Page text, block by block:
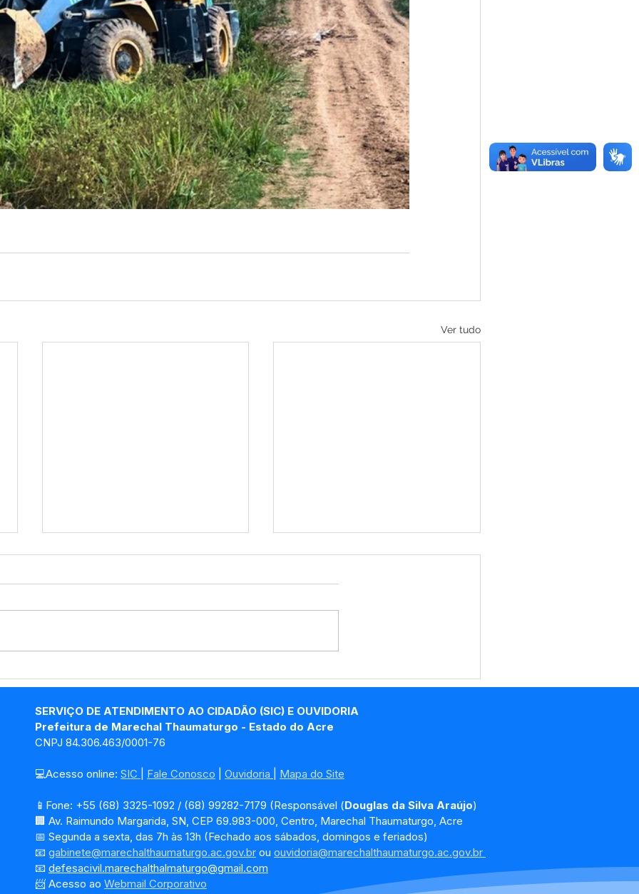
Ver tudo
Thaumaturgo melhora
Thaumaturgo segue com
dos ramais
SERVIÇO DE ATENDIMENTO AO CIDADÃO (SIC) E OUVIDORIA
Prefeitura de Marechal Thaumaturgo - Estado do Acre
CNPJ 84.306.463/0001-76
💻Acesso online: SIC Fale Conosco Ouvidoria Mapa do Site
📱Fone: +55 (68) 3325-1092 / (68) 99282-7179 (Responsável (Douglas da Silva Araújo)
🏢 Av. Raimundo Margarida, SN, CEP 69.983-000, Centro, Marechal Thaumaturgo, Acre
📅 Segunda a sexta, das 7h às 13h (Fechado aos sábados, domingos e feriados)
📧 gabinete@marechalthaumaturgo.ac.gov.br ou ouvidoria@marechalthaumaturgo.ac.gov.br
📧 defesacivil.marechalthalmaturgo@gmail.com
📨 Acesso ao Webmail Corporativo